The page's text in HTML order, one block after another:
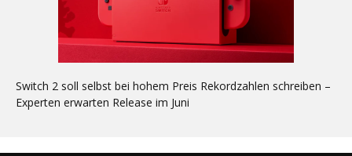
Switch 2 soll selbst bei hohem Preis Rekordzahlen schreiben –
Experten erwarten Release im Juni